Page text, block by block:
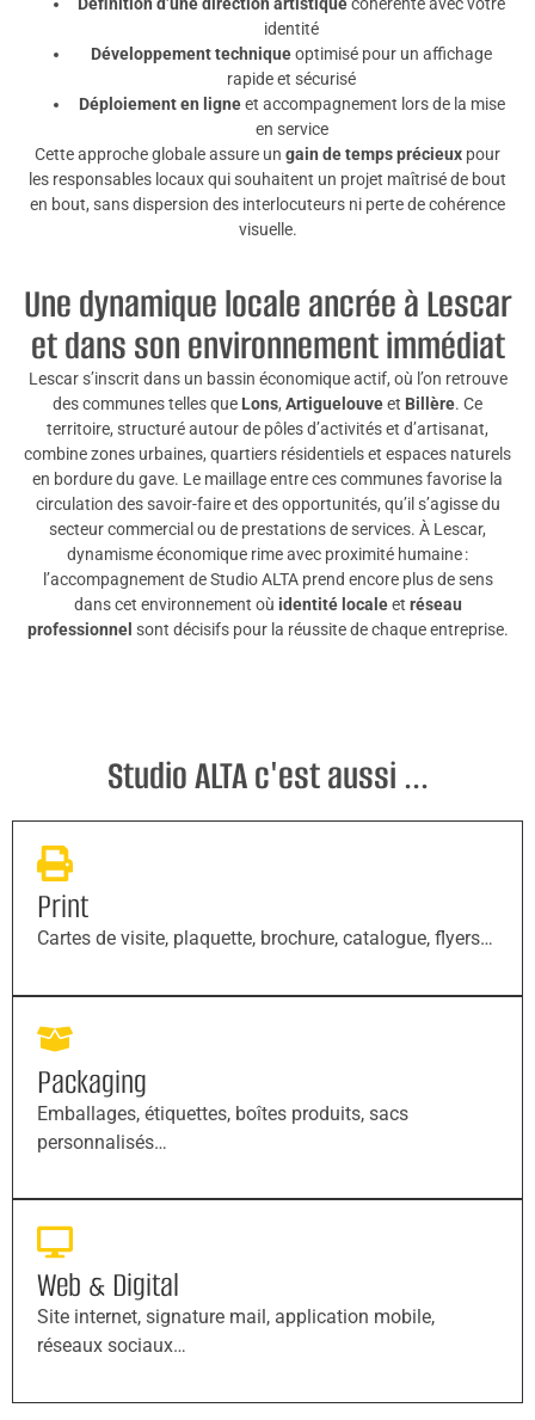
identité
Développement techniqueoptimisé pour un affichage
rapide et sécurisé
Déploiement en ligneet accompagnement lors de la mise
en service
Cette approche globale assure un gain de temps précieux pour
les responsables locaux qui souhaitent un projet maîtrisé de bout
en bout, sans dispersion des interlocuteurs ni perte de cohérence
visuelle.
Une dynamique locale ancrée à Lescar
et dans son environnement immédiat
Lescar s’inscrit dans un bassin économique actif, où l’on retrouve
des communes telles que Lons, Artiguelouveet Billère. Ce
territoire, structuré autour de pôles d’activités et d’artisanat,
combine zones urbaines, quartiers résidentiels et espaces naturels
en bordure du gave. Le maillage entre ces communes favorise la
circulation des savoir-faire et des opportunités, qu’il s’agisse du
secteur commercial ou de prestations de services. À Lescar,
dynamisme économique rime avec proximité humaine :
l’accompagnement de Studio ALTA prend encore plus de sens
dans cet environnement où identité localeet réseau
professionnel sont décisifs pour la réussite de chaque entreprise.
Studio ALTA c'est aussi ...
Print
Cartes de visite, plaquette, brochure, catalogue, flyers…
Packaging
Emballages, étiquettes, boîtes produits, sacs
personnalisés…
Web & Digital
Site internet, signature mail, application mobile,
réseaux sociaux…